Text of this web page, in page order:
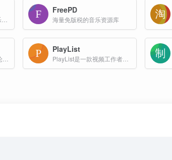
正版视频素材,AE模板,音乐,图片素材交易平台
FreePD
海量免版税的音乐资源库
免费的在线音效音乐社区论坛类素材资源库网站
PlayList
PlayList是一款视频工作者素材平台网站。涵盖音乐、音效、视频、AI语音四个种类的内容资源，一站式解决视频工作者的素材需求。海量库存资源，覆盖多数业务场景，每次下载均提供正...